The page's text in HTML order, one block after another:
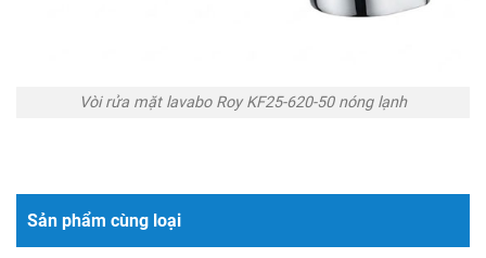
Vòi rửa mặt lavabo Roy KF25-620-50 nóng lạnh
Sản phẩm cùng loại